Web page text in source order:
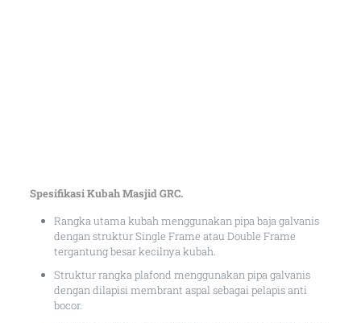
Spesifikasi Kubah Masjid GRC.
Rangka utama kubah menggunakan pipa baja galvanis
dengan struktur Single Frame atau Double Frame
tergantung besar kecilnya kubah.
Struktur rangka plafond menggunakan pipa galvanis
dengan dilapisi membrant aspal sebagai pelapis anti
bocor.